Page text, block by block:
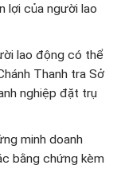
lợi của người lao
lao động có thể
Thanh tra Sở
nghiệp đặt trụ
minh doanh
bằng chứng kèm